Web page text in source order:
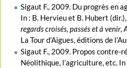
Sigaut F., 2009. Du progrès en
In : B. Hervieu et B. Hubert (dir.),
regards croisés, passés et à venir,
La Tour d’Aigues, éditions de
Sigaut F., 2009. Propos contre-
Néolithique, l’agriculture, etc. In